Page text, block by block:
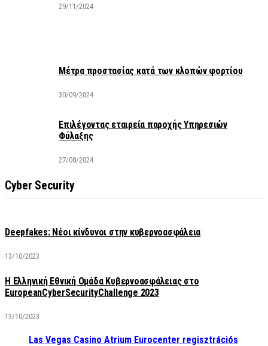
29/11/2024
Μέτρα προστασίας κατά των κλοπών φορτίου
30/09/2024
Επιλέγοντας εταιρεία παροχής Υπηρεσιών
Φύλαξης
27/08/2024
Cyber Security
Deepfakes: Νέοι κίνδυνοι στην κυβερνοασφάλεια
13/10/2023
Η Ελληνική Εθνική Ομάδα Κυβερνοασφάλειας στο
EuropeanCyberSecurityChallenge 2023
13/10/2023
Las Vegas Casino Atrium Eurocenter regisztrációs